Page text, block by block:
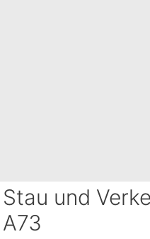
Stau und
A73